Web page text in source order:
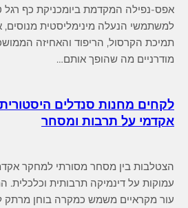
אפס-נפילה המקדמת ביומכניקת כף רגל
למשתמשי הנעלה מינימליסטית
תמיכת הקרסול, הריפוד והאחיזה
מודרניים מה שהופך אותם…
לקחים מחנות סנדלים
אקדמי על תרבות ומסחר
הצטלבות בין מסחר מסורתי למחקר
עמוקות על דינמיקה תרבותית וכלכלית.
עור מקראיים משמש כמקרה בוחן מרתק